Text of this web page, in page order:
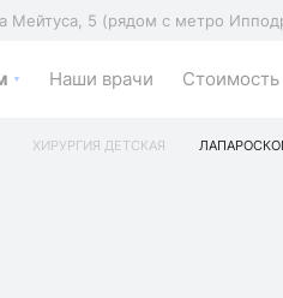
Мейтуса, 5 (рядом с метро
Наши врачи Стоимость
ХИРУРГИЯ ДЕТСКАЯ